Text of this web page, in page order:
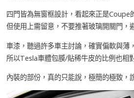
四門皆為無窗框設計，看起來正是Coupe
但使用上需留意，不要推著玻璃開關門，
車漆，聽過許多車主討論，確實偏軟與薄
所以Tesla車體包膜/貼稀牛皮的比例也相
內裝的部份，真的只能說，極簡的極致，